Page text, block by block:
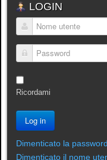
LOGIN
Nome utente
Password
Ricordami
Log in
Dimenticato la
Dimenticato il nome